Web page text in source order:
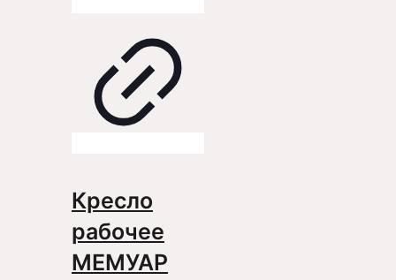
Кресло
рабочее
МЕМУАР